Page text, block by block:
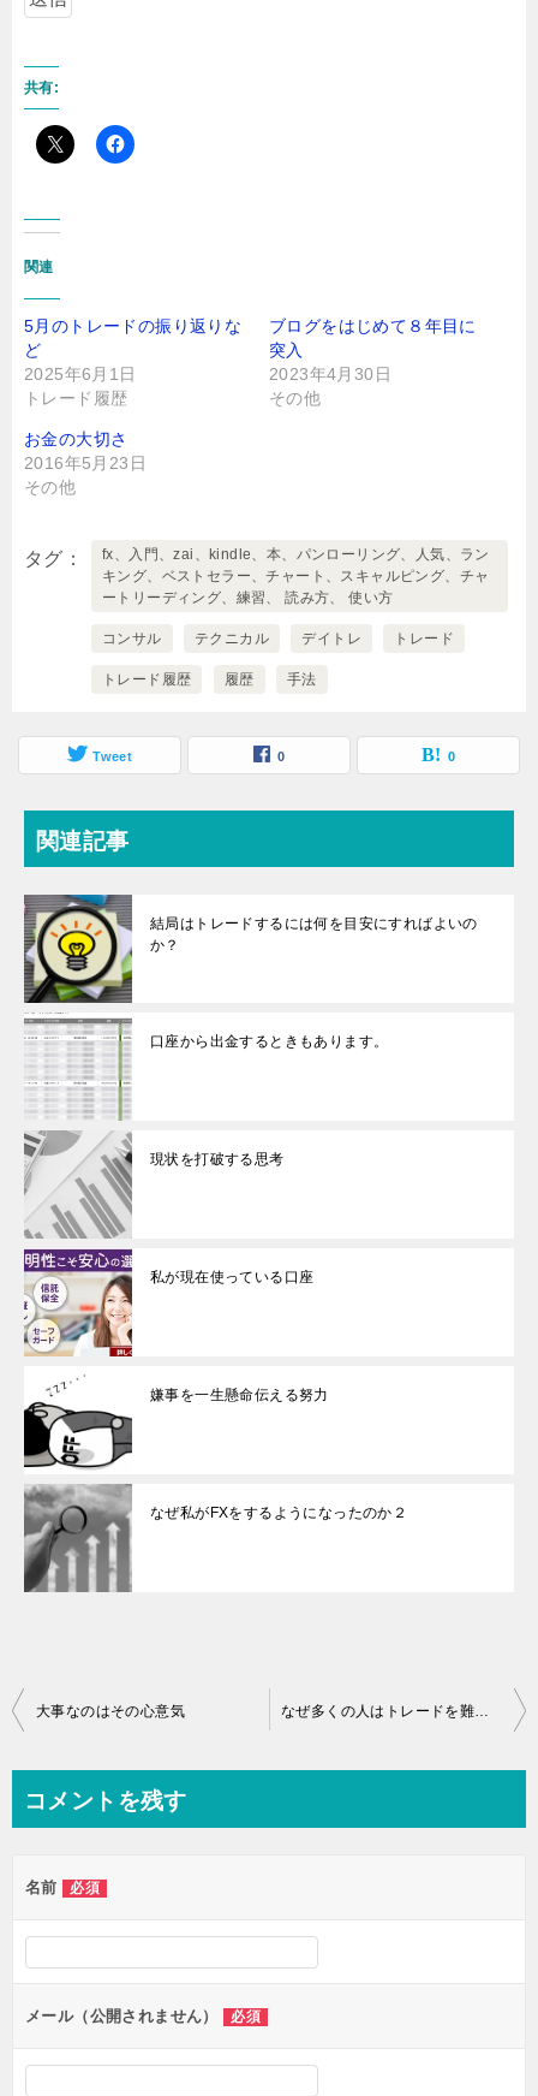
共有:
関連
5月のトレードの振り返りな
ど
2025年6月1日
トレード履歴
ブログをはじめて８年目に
突入
2023年4月30日
その他
お金の大切さ
2016年5月23日
その他
タグ
fx、入門、zai、kindle、本、パンローリング、人気、ラン
キング、ベストセラー、チャート、スキャルピング、チャ
ートリーディング、練習、 読み方、 使い方
コンサル テクニカル デイトレ トレード
トレード履歴 履歴 手法
Tweet 0 0
関連記事
結局はトレードするには何を目安にすればよいの
か？
口座から出金するときもあります。
現状を打破する思考
私が現在使っている口座
嫌事を一生懸命伝える努力
なぜ私がFXをするようになったのか２
投
ビ
ー
シ
ョ
ン
大事なのはその心意気 なぜ多くの人はトレードを難しくしようとしてしまうのか？
コメントを残す
名前 必須
メール（公開されません） 必須